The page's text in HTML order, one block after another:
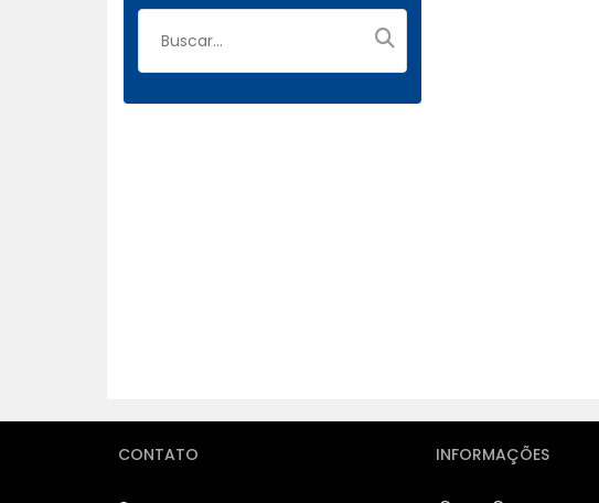
CONTATO INFORMAÇÕES